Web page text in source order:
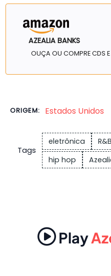
AZEALIA BANKS
OUÇA OU COMPRE CDS E
ORIGEM: Estados Unidos
Tags
eletrônica R&B
hip hop
Play